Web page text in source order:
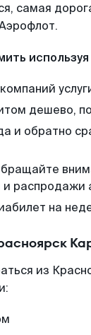
самая
дешево,
и обратно
и распродажи
на
из